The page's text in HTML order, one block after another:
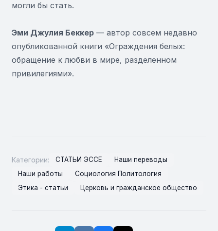
могли бы стать.
Эми Джулия Беккер — автор совсем недавно
опубликованной книги «Ограждения белых:
обращение к любви в мире, разделенном
привилегиями».
Категории: СТАТЬИ ЭССЕ
Наши переводы
Наши работы
Социология Политология
Этика - статьи
Церковь и гражданское общество